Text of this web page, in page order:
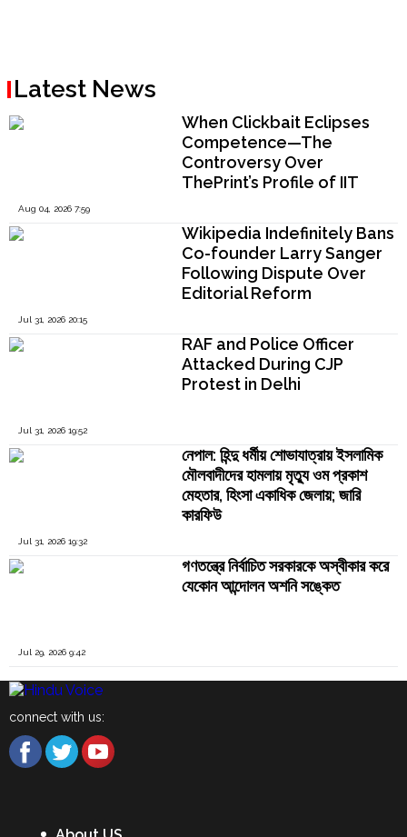
Latest News
When Clickbait Eclipses
Competence—The
Controversy Over
ThePrint’s Profile of IIT
Kamakoti
Aug 04, 2026 7:59
Wikipedia Indefinitely Bans
Co-founder Larry Sanger
Following Dispute Over
Editorial Reform
Jul 31, 2026 20:15
RAF and Police Officer
Attacked During CJP
Protest in Delhi
Jul 31, 2026 19:52
নেপাল: হিন্দু ধর্মীয় শোভাযাত্রায় ইসলামিক
মৌলবাদীদের হামলায় মৃত্যু ওম প্রকাশ
মেহতার, হিংসা একাধিক জেলায়; জারি
কারফিউ
Jul 31, 2026 19:32
গণতন্ত্রে নির্বাচিত সরকারকে অস্বীকার করে
যেকোন আন্দোলন অশনি সঙ্কেত
Jul 29, 2026 9:42
connect with us: